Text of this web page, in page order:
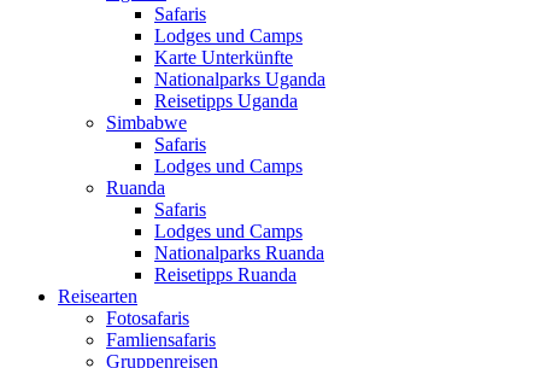
Safaris
Lodges und Camps
Karte Unterkünfte
Nationalparks Uganda
Reisetipps Uganda
Simbabwe
Safaris
Lodges und Camps
Ruanda
Safaris
Lodges und Camps
Nationalparks Ruanda
Reisetipps Ruanda
Reisearten
Fotosafaris
Famliensafaris
Gruppenreisen